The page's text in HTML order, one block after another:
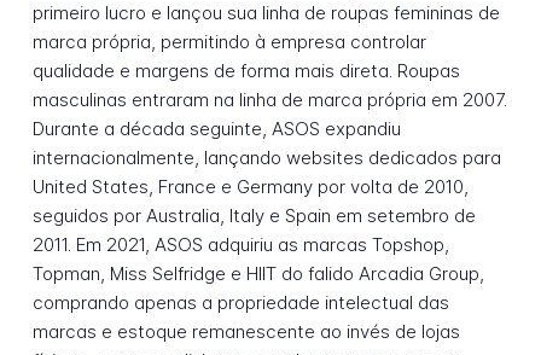
primeiro lucro e lançou sua linha de roupas femininas de
marca própria, permitindo à empresa controlar
qualidade e margens de forma mais direta. Roupas
masculinas entraram na linha de marca própria em 2007.
Durante a década seguinte, ASOS expandiu
internacionalmente, lançando websites dedicados para
United States, France e Germany por volta de 2010,
seguidos por Australia, Italy e Spain em setembro de
2011. Em 2021, ASOS adquiriu as marcas Topshop,
Topman, Miss Selfridge e HIIT do falido Arcadia Group,
comprando apenas a propriedade intelectual das
marcas e estoque remanescente ao invés de lojas